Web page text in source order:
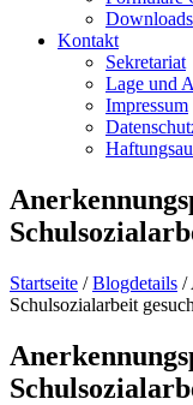
Downloads
Kontakt
Sekretariat
Lage und
Impressum
Startseite /Blogdetails /
Schulsozialarbeit